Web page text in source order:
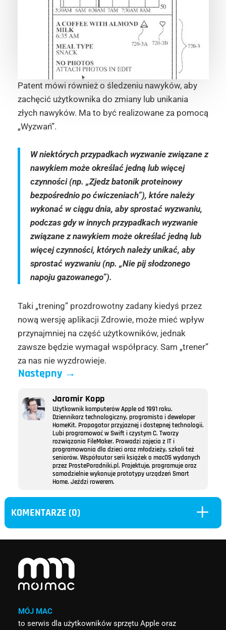
Patent mówi również o śledzeniu nawyków, aby
zachęcić użytkownika do zmiany lub unikania
złych nawyków. Ma to być realizowane za pomocą
„Wyzwań”.
W niektórych przypadkach wyzwanie związane z
nawykiem może określać jedną lub więcej
czynności (np. „Zjedz batonik proteinowy
bezpośrednio po ćwiczeniach”), które należy
wykonać w ciągu dnia, aby sprostać wyzwaniu,
podczas gdy w innych przypadkach wyzwanie
związane z nawykiem może określać jedną lub
więcej czynności, których należy unikać, aby
sprostać wyzwaniu (np. „Nie pij słodzonego
napoju gazowanego”).
Taki „trening” prozdrowotny zadany kiedyś przez
nową wersję aplikacji Zdrowie, może mieć wpływ
przynajmniej na część użytkowników, jednak
zawsze będzie wymagał współpracy. Sam „trener”
za nas nie wyzdrowieje.
Następny→
Jaromir Kopp
Użytkownik komputerów Apple od 1991 roku.
Dziennikarz technologiczny, programista i deweloper
HomeKit. Propagator przyjaznej i dostępnej technologii.
Lubi programować w Swift i czystym C. Tworzy
rozwiązania FileMaker. Prowadzi zajęcia z IT i
programowania dla dzieci oraz młodzieży, szkoli też
seniorów. Współautor serii książek o macOS wydanych
przez ProstePoradniki.pl. Projektuje, programuje oraz
samodzielnie wykonuje prototypy urządzeń Smart
Home. Jeździ rowerem.
KOMENTARZE (0) L
MÓJ MAC
to serwis dla użytkowników sprzętu Apple oraz